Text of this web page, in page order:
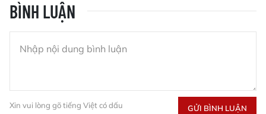
BÌNH LUẬN
Xin vui lòng gõ tiếng Việt có dấu GỬI BÌNH LUẬN